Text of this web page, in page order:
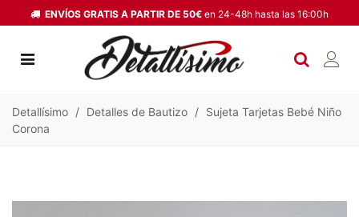
ENVÍOS GRATIS A PARTIR DE 50€ en 24-48h hasta las 16:00h
Detallísimo / Detalles de Bautizo / Sujeta Tarjetas Bebé Niño
Corona